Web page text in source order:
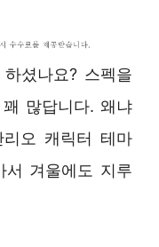
셨나요? 스펙을
많답니다. 왜냐
오 캐릭터 테마
서 겨울에도 지루